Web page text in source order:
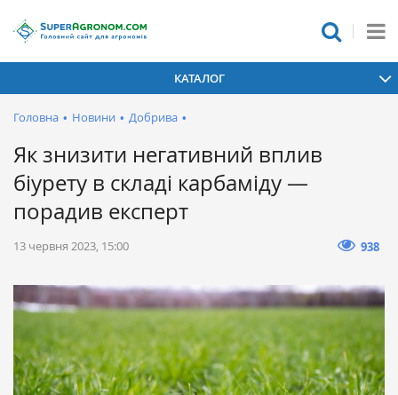
КАТАЛОГ
Головна • Новини • Добрива •
Як знизити негативний вплив
біурету в складі карбаміду —
порадив експерт
13 червня 2023, 15:00 938